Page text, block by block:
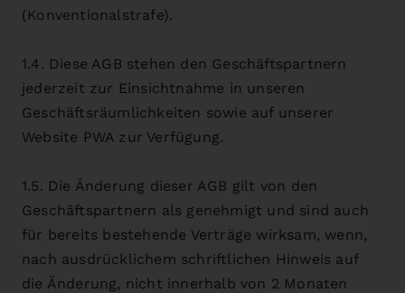
(Konventionalstrafe).
1.4. Diese AGB stehen den Geschäftspartnern
jederzeit zur Einsichtnahme in unseren
Geschäftsräumlichkeiten sowie auf unserer
Website PWA zur Verfügung.
1.5. Die Änderung dieser AGB gilt von den
Geschäftspartnern als genehmigt und sind auch
für bereits bestehende Verträge wirksam, wenn,
nach ausdrücklichem schriftlichen Hinweis auf
die Änderung, nicht innerhalb von 2 Monaten